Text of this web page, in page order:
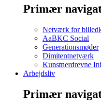
Primær
Netværk for
AaBKC Social
Generationsmøder
Dimitentnetværk
Kunstnerdrevne
Arbejdsliv
Primær